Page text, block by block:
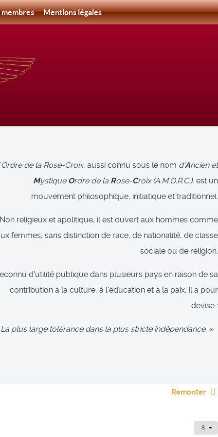
membres Mentions légales
Ordre de la Rose-Croix, aussi connu sous le nom d'Ancien et
Mystique Ordre de la Rose‑Croix (A.M.O.R.C.), est un
mouvement philosophique, initiatique et traditionnel.
Non religieux et apolitique, il est ouvert aux hommes comme
femmes, sans distinction de race, de nationalité, de classe
sociale ou de religion.
d'utilité publique dans plusieurs pays en raison de sa
contribution à la culture, à l'éducation et à la paix, il a pour
devise :
plus large tolérance dans la plus stricte indépendance. »
Remonter